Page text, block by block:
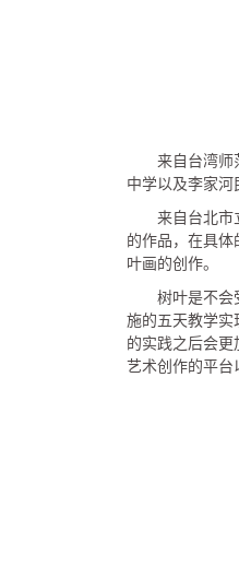
来自台湾师
中学以及李家
来自台北市
的作品，在具体
叶画的创作。
树叶是不会
施的五天教学实
的实践之后会
艺术创作的平台